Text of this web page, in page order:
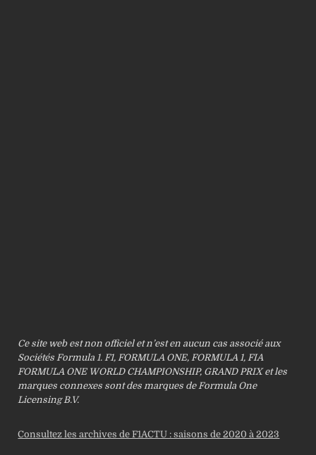
Ce site web est non officiel et n’est en aucun cas associé aux
Sociétés Formula 1. F1, FORMULA ONE, FORMULA 1, FIA
FORMULA ONE WORLD CHAMPIONSHIP, GRAND PRIX et les
marques connexes sont des marques de Formula One
Licensing B.V.
Consultez les archives de F1ACTU : saisons de 2020 à 2023